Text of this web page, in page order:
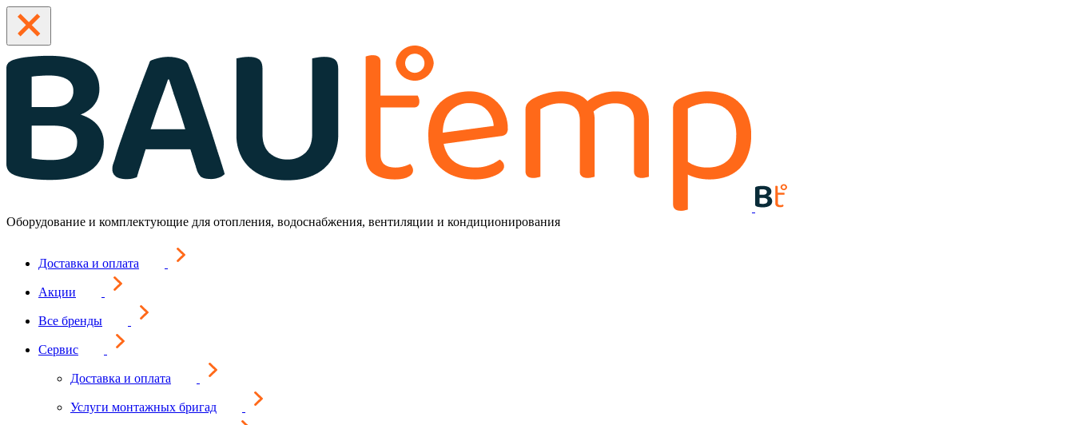
Оборудование и комплектующие для отопления, водоснабжения, вентиляции и кондиционирования
Доставка и оплата
Акции
Все бренды
Сервис
Доставка и оплата
Услуги монтажных бригад